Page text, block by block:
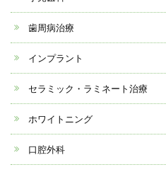
歯周病治療
インプラント
セラミック・ラミネート治療
ホワイトニング
口腔外科